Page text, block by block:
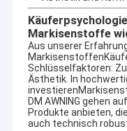
Rückziehbare
Franzosische
Markisenrollenrohr
Schirm für den
Markisenstoffe
Aus unserer
Markisenstoffen
Schlüsselfaktoren:
Ästhetik. In
investieren
DM AWNING gehen
Produkte anbieten,
auch technisch
OEM- oder ODM-
spezifischen